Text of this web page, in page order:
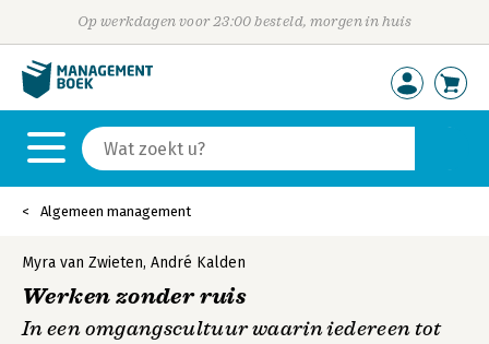
Op werkdagen voor 23:00 besteld, morgen in huis
Algemeen management
Myra van Zwieten, André Kalden
Werken zonder ruis
In een omgangscultuur waarin iedereen tot